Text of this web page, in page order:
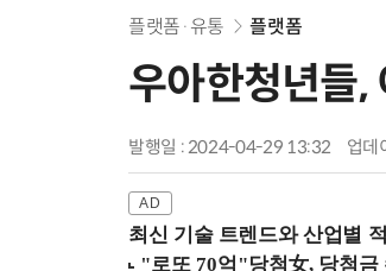
플랫폼·유통 플랫폼
우아한청년들,
발행일 : 2024-04-29 13:32 업
최신 기술 트렌드와 산업별